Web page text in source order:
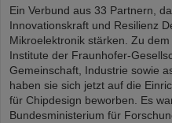
Ein Verbund aus 33 Partnern,
Innovationskraft und Resilienz
Mikroelektronik stärken. Zu
Institute der Fraunhofer-
Gemeinschaft, Industrie sowie
haben sie sich jetzt auf die
für Chipdesign beworben. Es
Bundesministerium für